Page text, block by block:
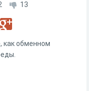
13
как обменном